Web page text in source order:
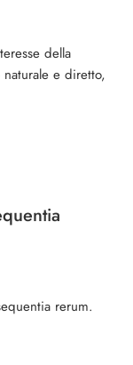
della
e diretto,
rerum.